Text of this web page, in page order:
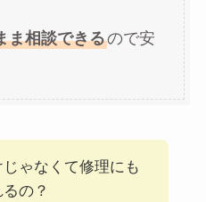
ま相談できるので安
ゃなくて修理にも
の？